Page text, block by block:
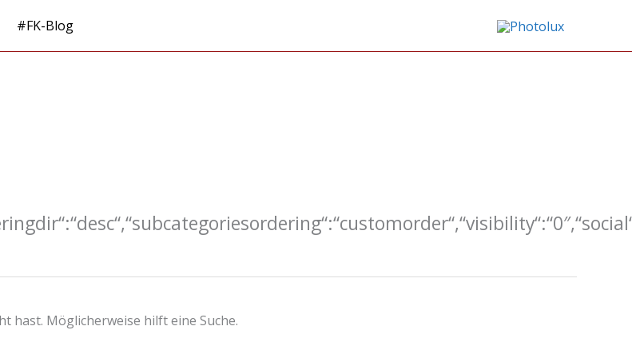
#FK-Blog
hast. Möglicherweise hilft eine Suche.